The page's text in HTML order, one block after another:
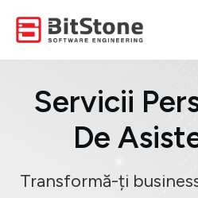
Servicii
De
Transformă-ți